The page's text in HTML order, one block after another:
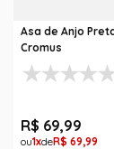
Asa de Anjo
Cromus
R$ 69,99
1 R$ 69,99